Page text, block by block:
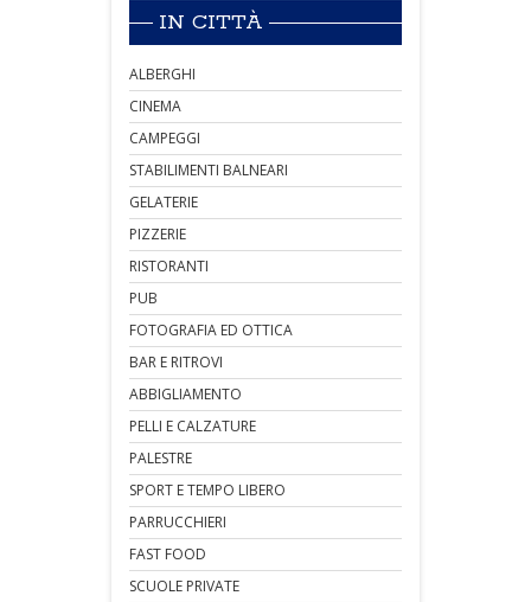
IN CITTÀ
ALBERGHI
CINEMA
CAMPEGGI
STABILIMENTI BALNEARI
GELATERIE
PIZZERIE
RISTORANTI
PUB
FOTOGRAFIA ED OTTICA
BAR E RITROVI
ABBIGLIAMENTO
PELLI E CALZATURE
PALESTRE
SPORT E TEMPO LIBERO
PARRUCCHIERI
FAST FOOD
SCUOLE PRIVATE